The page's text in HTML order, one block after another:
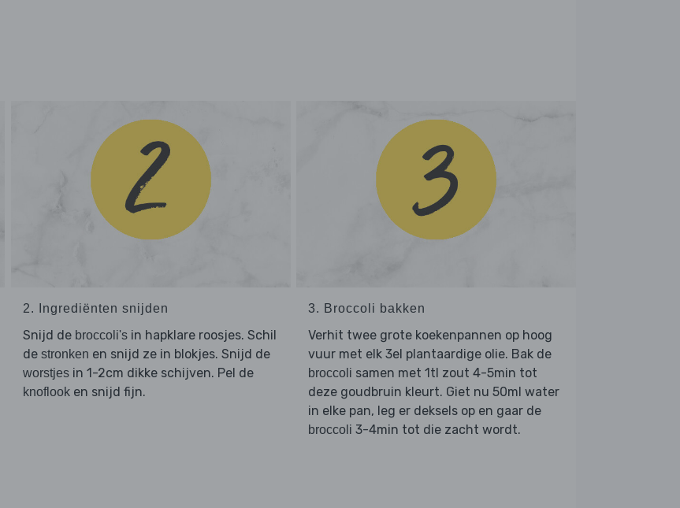
2. Ingrediënten snijden
Snijd de broccoli'sin hapklare roosjes. Schil
de stronken en snijd ze in blokjes. Snijd de
worstjesin 1-2cm dikke schijven. Pel de
knoflooken snijd fijn.
3. Broccoli bakken
Verhit twee grote koekenpannen op hoog
vuur met elk 3el plantaardige olie. Bak de
broccoli samen met 1tl zout 4-5min tot
deze goudbruin kleurt. Giet nu 50ml water
in elke pan, leg er deksels op en gaar de
broccoli 3-4min tot die zacht wordt.